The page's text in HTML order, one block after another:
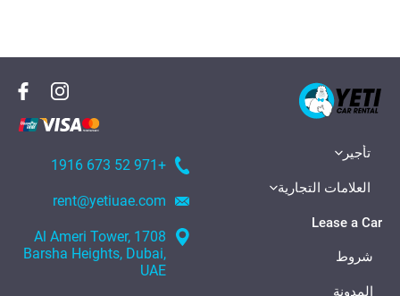
تأجير
العلامات التجارية
Lease a Car
شروط
المدونة
+971 52 673 1916
rent@yetiuae.com
1708 Al Ameri Tower,
Barsha Heights, Dubai,
UAE